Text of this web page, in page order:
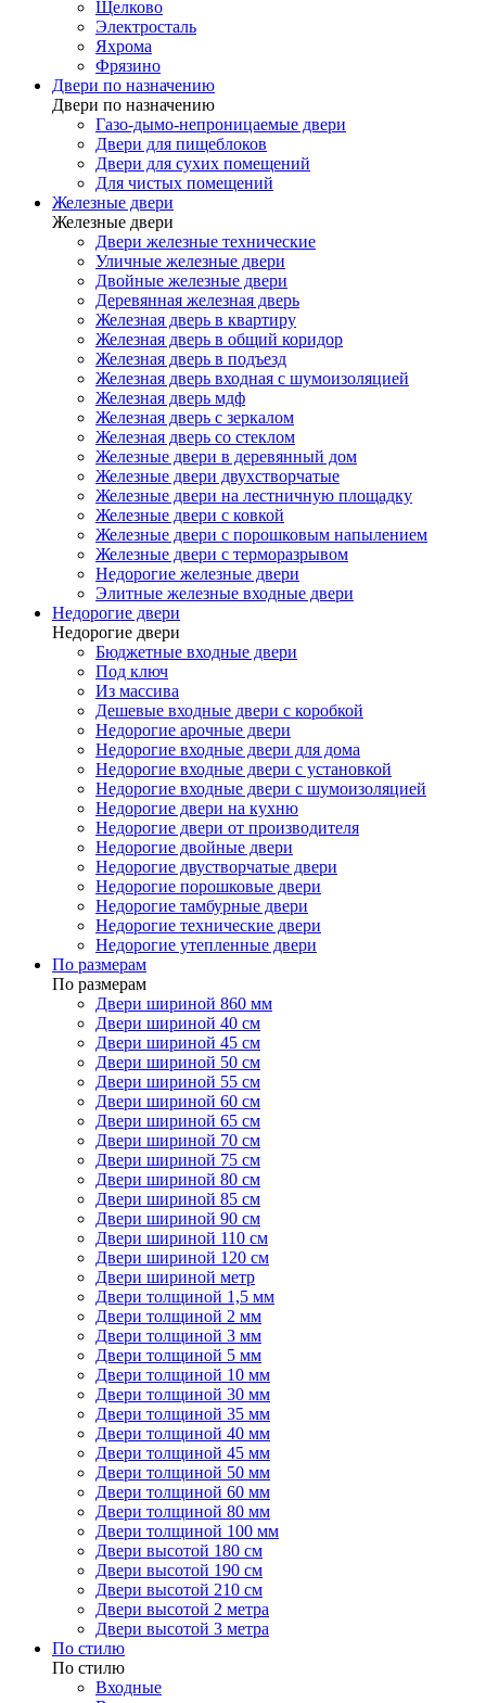
Щелково
Электросталь
Яхрома
Фрязино
Двери по назначению
Двери по назначению
Газо-дымо-непроницаемые двери
Двери для пищеблоков
Двери для сухих помещений
Для чистых помещений
Железные двери
Железные двери
Двери железные технические
Уличные железные двери
Двойные железные двери
Деревянная железная дверь
Железная дверь в квартиру
Железная дверь в общий коридор
Железная дверь в подъезд
Железная дверь входная с шумоизоляцией
Железная дверь мдф
Железная дверь с зеркалом
Железная дверь со стеклом
Железные двери в деревянный дом
Железные двери двухстворчатые
Железные двери на лестничную площадку
Железные двери с ковкой
Железные двери с порошковым напылением
Железные двери с терморазрывом
Недорогие железные двери
Элитные железные входные двери
Недорогие двери
Недорогие двери
Бюджетные входные двери
Под ключ
Из массива
Дешевые входные двери с коробкой
Недорогие арочные двери
Недорогие входные двери для дома
Недорогие входные двери с установкой
Недорогие входные двери с шумоизоляцией
Недорогие двери на кухню
Недорогие двери от производителя
Недорогие двойные двери
Недорогие двустворчатые двери
Недорогие порошковые двери
Недорогие тамбурные двери
Недорогие технические двери
Недорогие утепленные двери
По размерам
По размерам
Двери шириной 860 мм
Двери шириной 40 см
Двери шириной 45 см
Двери шириной 50 см
Двери шириной 55 см
Двери шириной 60 см
Двери шириной 65 см
Двери шириной 70 см
Двери шириной 75 см
Двери шириной 80 см
Двери шириной 85 см
Двери шириной 90 см
Двери шириной 110 см
Двери шириной 120 см
Двери шириной метр
Двери толщиной 1,5 мм
Двери толщиной 2 мм
Двери толщиной 3 мм
Двери толщиной 5 мм
Двери толщиной 10 мм
Двери толщиной 30 мм
Двери толщиной 35 мм
Двери толщиной 40 мм
Двери толщиной 45 мм
Двери толщиной 50 мм
Двери толщиной 60 мм
Двери толщиной 80 мм
Двери толщиной 100 мм
Двери высотой 180 см
Двери высотой 190 см
Двери высотой 210 см
Двери высотой 2 метра
Двери высотой 3 метра
По стилю
По стилю
Входные